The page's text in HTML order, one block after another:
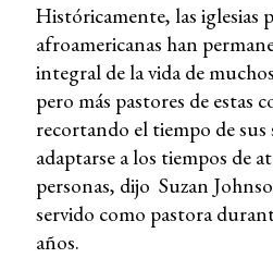
Históricamente, las iglesias
afroamericanas han
integral de la vida de
pero más pastores de estas
recortando el tiempo de sus
adaptarse a los tiempos de
personas, dijo Suzan
servido como pastora
años.